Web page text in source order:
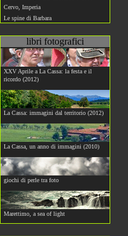
Cervo, Imperia
Le spine di Barbara
libri fotografici
XXV Aprile a La Cassa: la festa e il
ricordo (2012)
La Cassa: immagini dal territorio (2012)
La Cassa, un anno di immagini (2010)
giochi di perle tra foto
Marettimo, a sea of light